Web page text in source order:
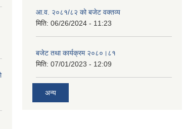
आ.व. २०८१/८२ को बजेट वक्तव्य
मिति: 06/26/2024 - 11:23
बजेट तथा कार्यक्रम २०८०।८१
मिति: 07/01/2023 - 12:09
अन्य